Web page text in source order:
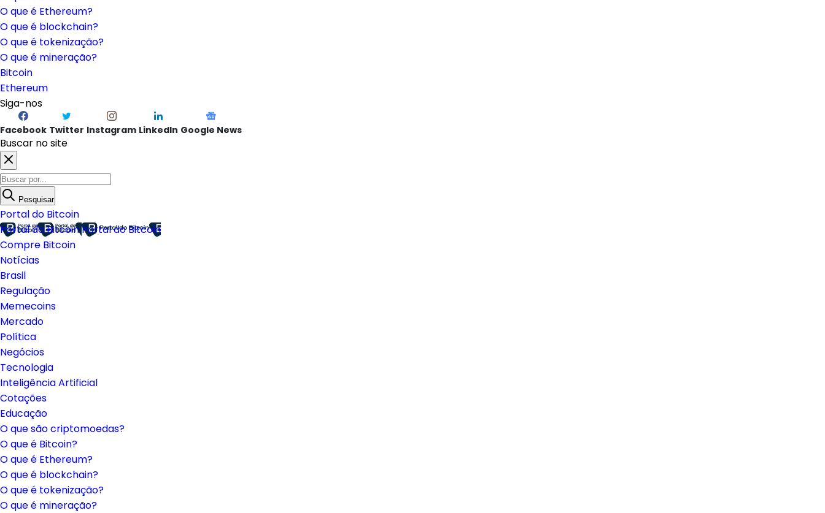
O que é Ethereum?
O que é blockchain?
O que é tokenização?
O que é mineração?
Bitcoin
Ethereum
Siga-nos
Facebook Twitter Instagram LinkedIn Google News
Buscar no site
Pesquisar
Portal do Bitcoin
Portal do BitcoinPortal do Bitcoin
Compre Bitcoin
Notícias
Brasil
Regulação
Memecoins
Mercado
Política
Negócios
Tecnologia
Inteligência Artificial
Cotações
Educação
O que são criptomoedas?
O que é Bitcoin?
O que é Ethereum?
O que é blockchain?
O que é tokenização?
O que é mineração?